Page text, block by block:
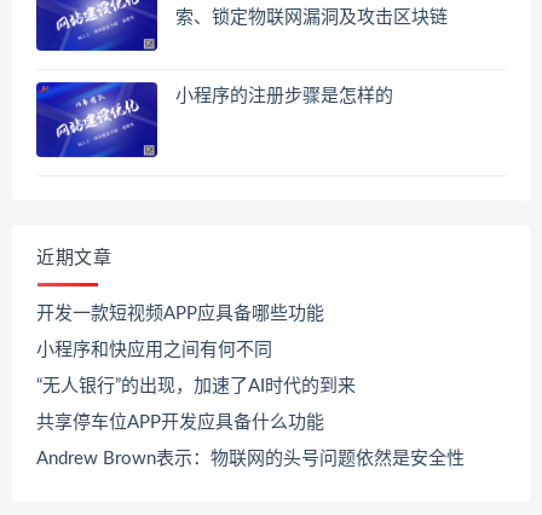
索、锁定物联网漏洞及攻击区块链
小程序的注册步骤是怎样的
近期文章
开发一款短视频APP应具备哪些功能
小程序和快应用之间有何不同
“无人银行”的出现，加速了AI时代的到来
共享停车位APP开发应具备什么功能
Andrew Brown表示：物联网的头号问题依然是安全性